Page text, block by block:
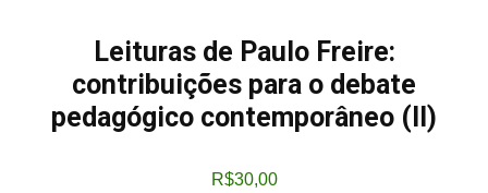
Leituras de Paulo Freire:
contribuições para o debate
pedagógico contemporâneo (II)
R$30,00